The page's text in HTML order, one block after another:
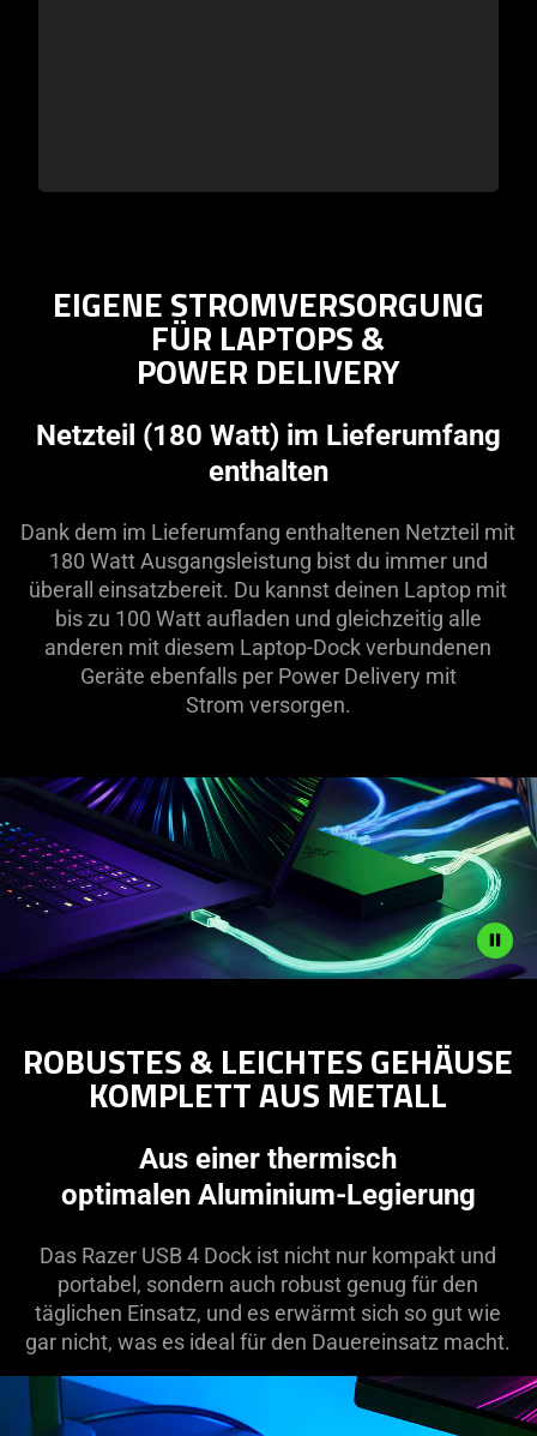
EIGENE STROMVERSORGUNG
FÜR LAPTOPS &
POWER DELIVERY
Netzteil (180 Watt) im Lieferumfang
enthalten
Dank dem im Lieferumfang enthaltenen Netzteil mit
180 Watt Ausgangsleistung bist du immer und
überall einsatzbereit. Du kannst deinen Laptop mit
bis zu 100 Watt aufladen und gleichzeitig alle
anderen mit diesem Laptop-Dock verbundenen
Geräte ebenfalls per Power Delivery mit
Strom versorgen.
needed:
support
what
spoken;
ROBUSTES & LEICHTES GEHÄUSE
KOMPLETT AUS METALL
Aus einer thermisch
optimalen Aluminium-Legierung
Das Razer USB 4 Dock ist nicht nur kompakt und
portabel, sondern auch robust genug für den
täglichen Einsatz, und es erwärmt sich so gut wie
gar nicht, was es ideal für den Dauereinsatz macht.